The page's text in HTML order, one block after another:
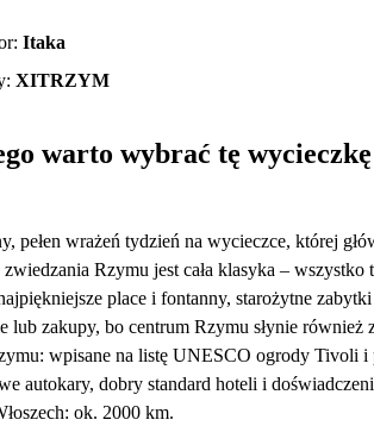
: Itaka
: XITRZYM
warto wybrać tę wycieczkę
pełen wrażeń tydzień na wycieczce, której
Rzymu jest cała klasyka –
place i fontanny, starożytne
lub zakupy, bo centrum Rzymu słynie
wpisane na listę UNESCO ogrody Tivoli i
autokary, dobry standard hoteli i
ok. 2000 km.